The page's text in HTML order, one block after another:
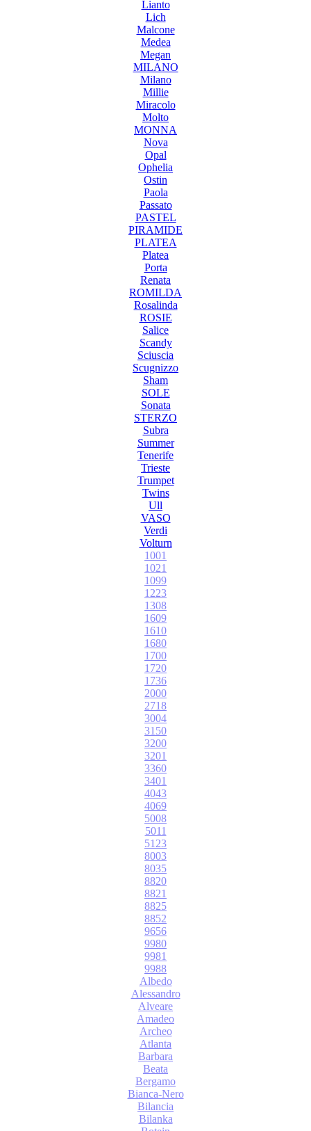
Lianto
Lich
Malcone
Medea
Megan
MILANO
Milano
Millie
Miracolo
Molto
MONNA
Nova
Opal
Ophelia
Ostin
Paola
Passato
PASTEL
PIRAMIDE
PLATEA
Platea
Porta
Renata
ROMILDA
Rosalinda
ROSIE
Salice
Scandy
Sciuscia
Scugnizzo
Sham
SOLE
Sonata
STERZO
Subra
Summer
Tenerife
Trieste
Trumpet
Twins
Ull
VASO
Verdi
Volturn
1001
1021
1099
1223
1308
1609
1610
1680
1700
1720
1736
2000
2718
3004
3150
3200
3201
3360
3401
4043
4069
5008
5011
5123
8003
8035
8820
8821
8825
8852
9656
9980
9981
9988
Albedo
Alessandro
Alveare
Amadeo
Archeo
Atlanta
Barbara
Beata
Bergamo
Bianca-Nero
Bilancia
Bilanka